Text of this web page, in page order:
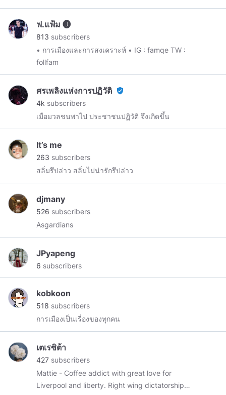
🇹🇼🇭🇰 //Since 13/05/63#Thailand
ฟ.แฟ้ม 🅙
813 subscribers
• การเมืองและการสงเคราะห์ • IG : famqe TW :
follfam
ศรเพลิงแห่งการปฏิวัติ verified_user
4k subscribers
เมื่อมวลชนพาไป ประชาชนปฏิวัติ จึงเกิดขึ้น
It’s me
263 subscribers
สลิ่มรึปล่าว สลิ่มไม่น่ารักรึปล่าว
djmany
526 subscribers
Asgardians
JPyapeng
6 subscribers
kobkoon
518 subscribers
การเมืองเป็นเรื่องของทุกคน
เตเรซิต้า
427 subscribers
Mattie - Coffee addict with great love for
Liverpool and liberty. Right wing dictatorship